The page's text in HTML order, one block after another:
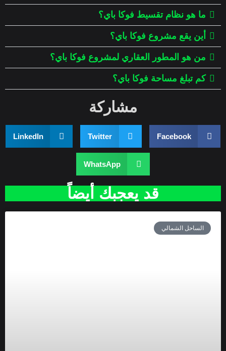
ما هو نظام تقسيط فوكا باي؟
أين يقع مشروع فوكا باي؟
من هو المطور العقاري لمشروع فوكا باي؟
كم تبلغ مساحة فوكا باي؟
مشاركة
Facebook
Twitter
LinkedIn
WhatsApp
قد يعجبك أيضاً
الساحل الشمالي